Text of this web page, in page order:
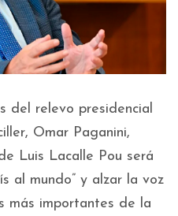
del relevo presidencial
Omar Paganini,
Luis Lacalle Pou será
al mundo” y alzar la voz
más importantes de la